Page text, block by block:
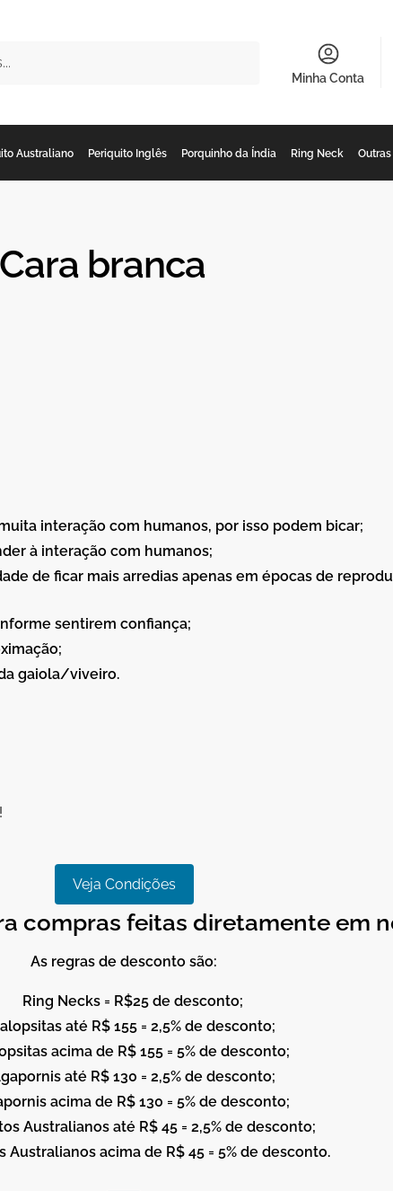
Minha Conta
Australiano Periquito Inglês Porquinho da Índia Ring Neck
branca
interação com humanos, por isso podem bicar;
à interação com humanos;
de ficar mais arredias apenas em épocas de
sentirem confiança;
gaiola/viveiro.
Veja Condições
compras feitas diretamente em
As regras de desconto são:
Ring Necks = R$25 de desconto;
até R$ 155 = 2,5% de desconto;
acima de R$ 155 = 5% de desconto;
até R$ 130 = 2,5% de desconto;
acima de R$ 130 = 5% de desconto;
Australianos até R$ 45 = 2,5% de desconto;
Australianos acima de R$ 45 = 5% de desconto.